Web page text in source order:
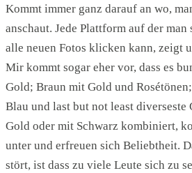
Kommt immer ganz darauf an wo,
anschaut. Jede Plattform auf der
alle neuen Fotos klicken kann, zeigt
Mir kommt sogar eher vor, dass es
Gold; Braun mit Gold und
Blau und last but not least diverseste
Gold oder mit Schwarz kombiniert,
unter und erfreuen sich Beliebtheit.
stört, ist dass zu viele Leute sich zu